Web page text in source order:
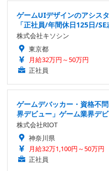
ゲームUIデザインのアシス
「正社員/年間休日125日/
株式会社キソシン
東京都
月給32万円～50万円
正社員
ゲームデバッカー・資格不
界デビュー」ゲーム業界デ
株式会社RIOT
神奈川県
月給32万1,100円～50万円
正社員